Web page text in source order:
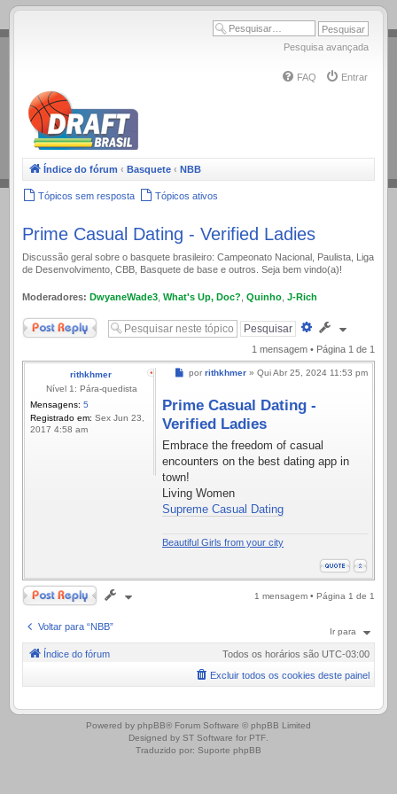
.
Pesquisa avançada
FAQ Entrar
Índice do fórum ‹ Basquete ‹ NBB
Tópicos sem resposta Tópicos ativos
Prime Сasual Dating - Verified Ladies
Discussão geral sobre o basquete brasileiro: Campeonato Nacional, Paulista, Liga
de Desenvolvimento, CBB, Basquete de base e outros. Seja bem vindo(a)!
Moderadores: DwyaneWade3 What's Up, Doc? Quinho J-Rich
Responder
Pesquisa
avançada
1 mensagem • Página 1 de 1
rithkhmer
Nível 1: Pára-quedista
Mensagens: 5
Registrado em: Sex Jun 23,
2017 4:58 am
Mensagem
por rithkhmer » Qui Abr 25, 2024 11:53 pm
Prime Сasual Dating -
Verified Ladies
Embrace the freedom of casual
encounters on the best dating app in
town!
Living Women
Supreme Сasual Dating
Beautiful Girls from your city
Responder 1 mensagem • Página 1 de 1
Voltar para “NBB” Ir para
Índice do fórum Todos os horários são UTC-03:00
Excluir todos os cookies deste painel
.
Powered by phpBB® Forum Software © phpBB Limited
Designed by ST Software for PTF.
Traduzido por: Suporte phpBB